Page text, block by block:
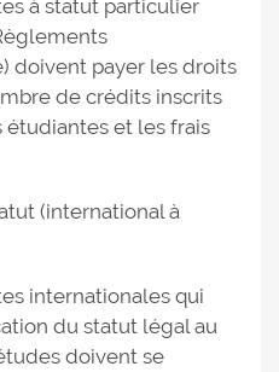
à statut particulier
doivent payer les droits
de crédits inscrits
étudiantes et les frais
(international à
internationales qui
du statut légal au
doivent se